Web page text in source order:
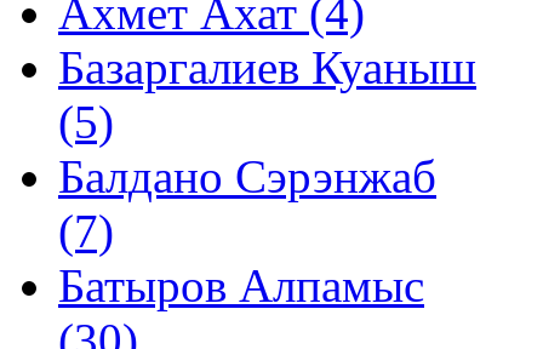
Ахмет Ахат (4)
Базаргалиев Куаныш
(5)
Балдано Сэрэнжаб
(7)
Батыров Алпамыс